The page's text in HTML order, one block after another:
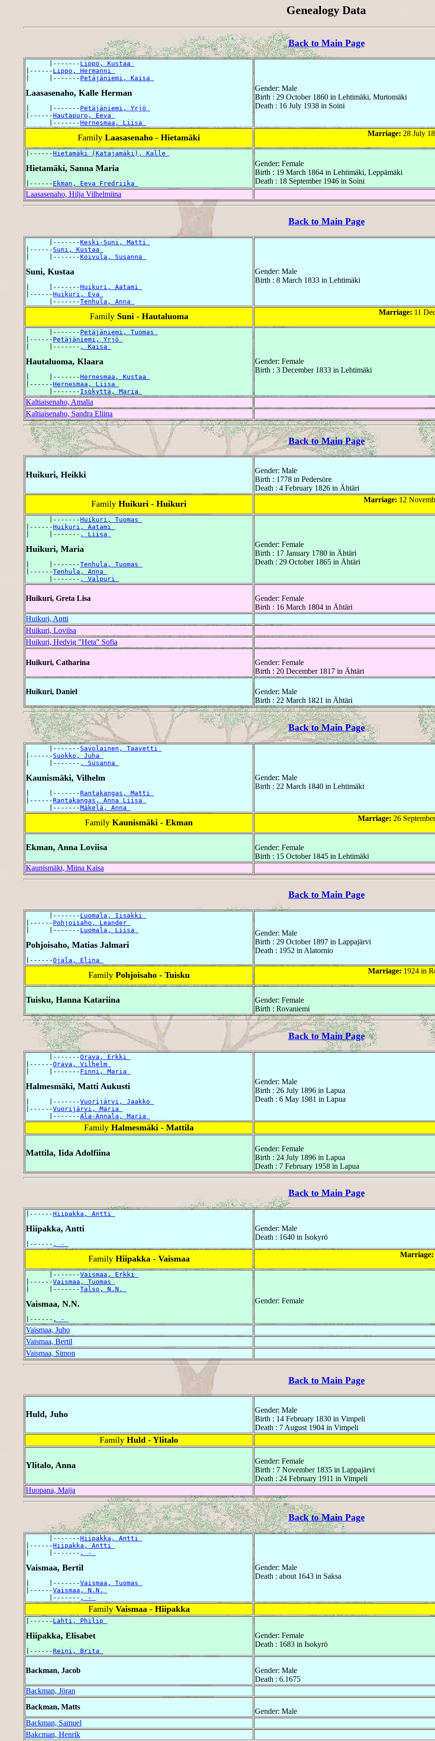
Genealogy Data
Back to Main Page
      |-------
Lippo, Kustaa
|------ Lippo, Hermanni
|     |------- Petäjäniemi, Kaisa
Laasasenaho, Kalle Herman
|     |------- Petäjäniemi, Yrjö
|------Hautapuro, Eeva
      |-------
Hernesmaa, Liisa
Gender: Male
Birth : 29 October 1860 in Lehtimäki, Murtomäki
Death : 16 July 1938 in Soini
Family Laasasenaho - Hietamäki Marriage: 28 July
|------Hietamäki (Katajamäki), Kalle
Hietamäki, Sanna Maria
|------ Ekman, Eeva Fredriika
Gender: Female
Birth : 19 March 1864 in Lehtimäki, Leppämäki
Death : 18 September 1946 in Soini
Laasasenaho, Hilja Vilhelmiina
Back to Main Page
      |-------
Keski-Suni, Matti
|------ Suni, Kustaa
|     |-------Koivula, Susanna
Suni, Kustaa
|     |-------Huikuri, Aatami
|------Huikuri, Eva
      |-------
Tenhula, Anna
Gender: Male
Birth : 8 March 1833 in Lehtimäki
Family Suni - Hautaluoma Marriage: 11
      |-------
Petäjäniemi, Tuomas
|------ Petäjäniemi, Yrjö
|     |------- , Kaisa
Hautaluoma, Klaara
|     |-------Hernesmaa, Kustaa
|------Hernesmaa, Liisa
      |-------
Isokyttä, Maria
Gender: Female
Birth : 3 December 1833 in Lehtimäki
Kaltiaisenaho, Amalia
Kaltiaisenaho, Sandra Eliina
Back to Main Page
Huikuri, Heikki
Gender: Male
Birth : 1778 in Pedersöre
Death : 4 February 1826 in Ähtäri
Family Huikuri - Huikuri Marriage: 12
      |-------
Huikuri, Tuomas
|------Huikuri, Aatami
|     |------- , Liisa
Huikuri, Maria
|     |-------Tenhula, Tuomas
|------Tenhula, Anna
      |-------
, Valpuri
Gender: Female
Birth : 17 January 1780 in Ähtäri
Death : 29 October 1865 in Ähtäri
Huikuri, Greta Lisa
Gender: Female
Birth : 16 March 1804 in Ähtäri
Huikuri, Antti
Huikuri, Loviisa
Huikuri, Hedvig "Heta" Sofia
Huikuri, Catharina
Gender: Female
Birth : 20 December 1817 in Ähtäri
Huikuri, Daniel
Gender: Male
Birth : 22 March 1821 in Ähtäri
Back to Main Page
      |-------
Savolainen, Taavetti
|------ Suokko, Juha
|     |------- , Susanna
Kaunismäki, Vilhelm
|     |-------Rantakangas, Matti
|------Rantakangas, Anna Liisa
      |-------
Mäkelä, Anna
Gender: Male
Birth : 22 March 1840 in Lehtimäki
Family Kaunismäki - Ekman Marriage: 26
Ekman, Anna Loviisa
Gender: Female
Birth : 15 October 1845 in Lehtimäki
Kaunismäki, Miina Kaisa
Back to Main Page
      |-------
Luomala, Iisakki
|------ Pohjoisaho, Leander
|     |------- Luomala, Liisa
Pohjoisaho, Matias Jalmari
|------Ojala, Elina
Gender: Male
Birth : 29 October 1897 in Lappajärvi
Death : 1952 in Alatornio
Family Pohjoisaho - Tuisku Marriage: 1924 in
Tuisku, Hanna Katariina
Gender: Female
Birth : Rovaniemi
Back to Main Page
      |-------
Orava, Erkki
|------Orava, Vilhelm
|     |------- Finni, Maria
Halmesmäki, Matti Aukusti
|     |-------Vuorijärvi, Jaakko
|------Vuorijärvi, Maria
      |-------
Ala-Annala, Maria
Gender: Male
Birth : 26 July 1896 in Lapua
Death : 6 May 1981 in Lapua
Family Halmesmäki - Mattila
Mattila, Iida Adolfiina
Gender: Female
Birth : 24 July 1896 in Lapua
Death : 7 February 1958 in Lapua
Back to Main Page
|------Hiipakka, Antti
Hiipakka, Antti
|------ , -
Gender: Male
Death : 1640 in Isokyrö
Family Hiipakka - Vaismaa Marriage:
      |-------
Vaismaa, Erkki
|------Vaismaa, Tuomas
|     |-------Talso, N.N.
Vaismaa, N.N.
|------ , -
Gender: Female
Vaismaa, Juho
Vaismaa, Bertil
Vaismaa, Simon
Back to Main Page
Huld, Juho
Gender: Male
Birth : 14 February 1830 in Vimpeli
Death : 7 August 1904 in Vimpeli
Family Huld - Ylitalo
Ylitalo, Anna
Gender: Female
Birth : 7 November 1835 in Lappajärvi
Death : 24 February 1911 in Vimpeli
Huopana, Maija
Back to Main Page
      |-------
Hiipakka, Antti
|------Hiipakka, Antti
|     |------- , -
Vaismaa, Bertil
|     |-------Vaismaa, Tuomas
|------Vaismaa, N.N.
      |-------
, -
Gender: Male
Death : about 1643 in Saksa
Family Vaismaa - Hiipakka
|------ Lahti, Philip
Hiipakka, Elisabet
|------Reini, Brita
Gender: Female
Death : 1683 in Isokyrö
Backman, Jacob
Gender: Male
Death : 6.1675
Backman, Jöran
Backman, Matts
Gender: Male
Backman, Samuel
Bakcman, Henrik